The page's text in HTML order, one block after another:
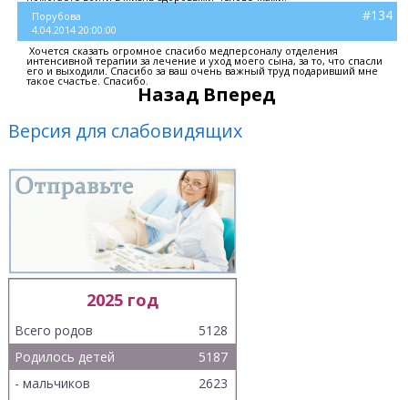
Порубова
4.04.2014 20:00:00
#134
Хочется сказать огромное спасибо медперсоналу отделения
интенсивной терапии за лечение и уход моего сына, за то, что спасли
его и выходили. Спасибо за ваш очень важный труд подаривший мне
такое счастье. Спасибо.
Назад Вперед
Версия для слабовидящих
2025 год
Всего родов
5128
Родилось детей
5187
- мальчиков
2623